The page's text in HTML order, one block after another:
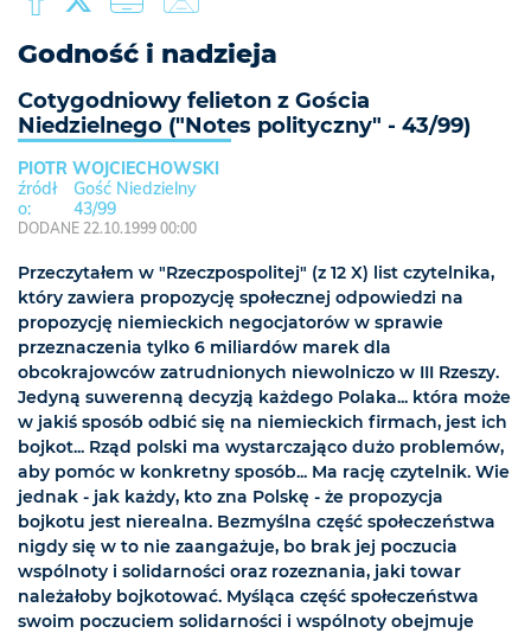
Godność i nadzieja
Cotygodniowy felieton z Gościa
Niedzielnego ("Notes polityczny" - 43/99)
PIOTR WOJCIECHOWSKI
Gość Niedzielny
43/99
DODANE 22.10.1999 00:00
Przeczytałem w "Rzeczpospolitej" (z 12 X) list czytelnika,
który zawiera propozycję społecznej odpowiedzi na
propozycję niemieckich negocjatorów w sprawie
przeznaczenia tylko 6 miliardów marek dla
obcokrajowców zatrudnionych niewolniczo w III Rzeszy.
Jedyną suwerenną decyzją każdego Polaka... która może
w jakiś sposób odbić się na niemieckich firmach, jest ich
bojkot... Rząd polski ma wystarczająco dużo problemów,
aby pomóc w konkretny sposób... Ma rację czytelnik. Wie
jednak - jak każdy, kto zna Polskę - że propozycja
bojkotu jest nierealna. Bezmyślna część społeczeństwa
nigdy się w to nie zaangażuje, bo brak jej poczucia
wspólnoty i solidarności oraz rozeznania, jaki towar
należałoby bojkotować. Myśląca część społeczeństwa
swoim poczuciem solidarności i wspólnoty obejmuje